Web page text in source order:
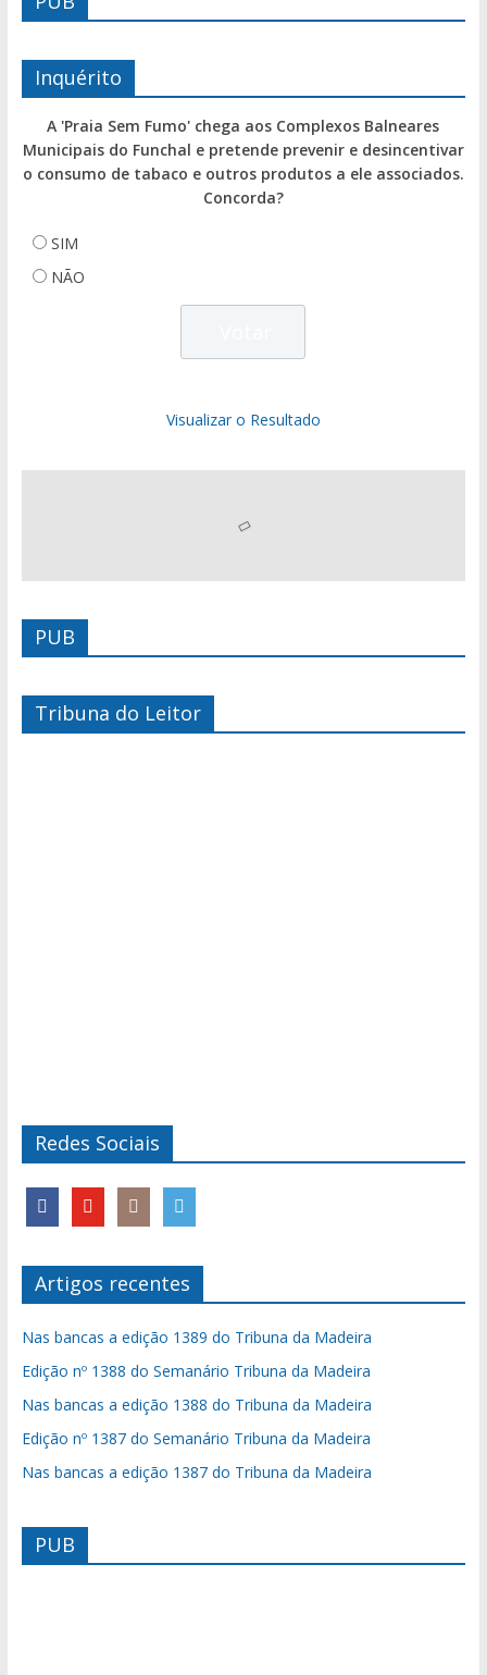
Inquérito
A 'Praia Sem Fumo' chega aos Complexos Balneares
Municipais do Funchal e pretende prevenir e desincentivar
o consumo de tabaco e outros produtos a ele associados.
Concorda?
SIM
NÃO
Visualizar o Resultado
PUB
Tribuna do Leitor
Redes Sociais
Artigos recentes
Nas bancas a edição 1389 do Tribuna da Madeira
Edição nº 1388 do Semanário Tribuna da Madeira
Nas bancas a edição 1388 do Tribuna da Madeira
Edição nº 1387 do Semanário Tribuna da Madeira
Nas bancas a edição 1387 do Tribuna da Madeira
PUB